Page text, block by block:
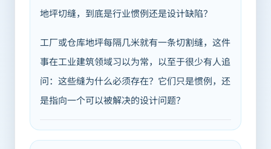
地坪切缝，到底是行业惯例还是设计缺陷？
工厂或仓库地坪每隔几米就有一条切割缝，这件
事在工业建筑领域习以为常，以至于很少有人追
问：这些缝为什么必须存在？它们只是惯例，还
是指向一个可以被解决的设计问题？